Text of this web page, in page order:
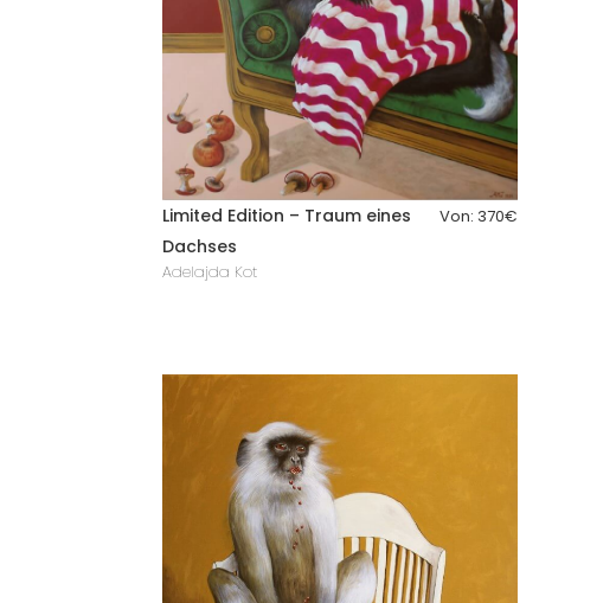
Limited Edition – Traum eines
Dachses
Von: 370€
Adelajda Kot